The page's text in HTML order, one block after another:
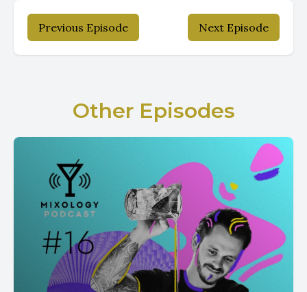
Previous Episode Next Episode
Other Episodes